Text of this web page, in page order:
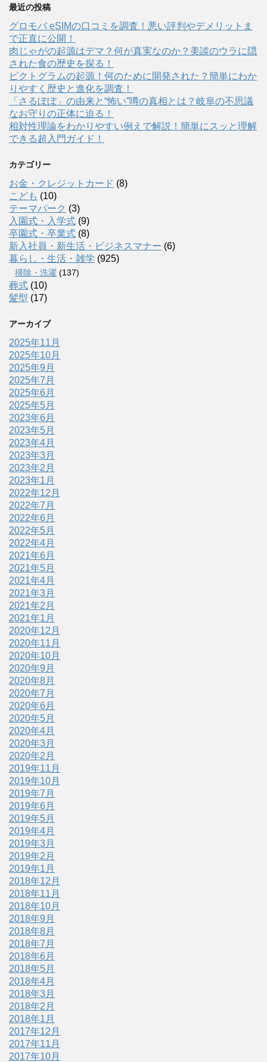
最近の投稿
グロモバ eSIMの口コミを調査！悪い評判やデメリットま
で正直に公開！
肉じゃがの起源はデマ？何が真実なのか？美談のウラに隠
された食の歴史を探る！
ピクトグラムの起源！何のために開発された？簡単にわか
りやすく歴史と進化を調査！
「さるぼぼ」の由来と“怖い”噂の真相とは？岐阜の不思議
なお守りの正体に迫る！
相対性理論をわかりやすい例えで解説！簡単にスッと理解
できる超入門ガイド！
カテゴリー
お金・クレジットカード (8)
こども (10)
テーマパーク (3)
入園式・入学式 (9)
卒園式・卒業式 (8)
新入社員・新生活・ビジネスマナー (6)
暮らし・生活・雑学 (925)
掃除・洗濯 (137)
葬式 (10)
髪型 (17)
アーカイブ
2025年11月
2025年10月
2025年9月
2025年7月
2025年6月
2025年5月
2023年6月
2023年5月
2023年4月
2023年3月
2023年2月
2023年1月
2022年12月
2022年7月
2022年6月
2022年5月
2022年4月
2021年6月
2021年5月
2021年4月
2021年3月
2021年2月
2021年1月
2020年12月
2020年11月
2020年10月
2020年9月
2020年8月
2020年7月
2020年6月
2020年5月
2020年4月
2020年3月
2020年2月
2019年11月
2019年10月
2019年7月
2019年6月
2019年5月
2019年4月
2019年3月
2019年2月
2019年1月
2018年12月
2018年11月
2018年10月
2018年9月
2018年8月
2018年7月
2018年6月
2018年5月
2018年4月
2018年3月
2018年2月
2018年1月
2017年12月
2017年11月
2017年10月